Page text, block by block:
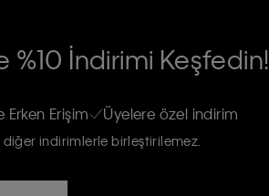
%10 İndirimi Keşfedin!
Erken Erişim Üyelere özel indirim
indirimlerle birleştirilemez.